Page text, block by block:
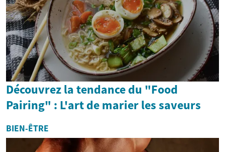
Découvrez la tendance du "Food
Pairing" : L'art de marier les saveurs
BIEN-ÊTRE